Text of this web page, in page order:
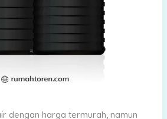
dengan harga termurah, namun